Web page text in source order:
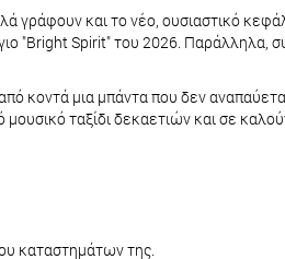
γράφουν και το νέο, ουσιαστικό
"Bright Spirit" του 2026. Παράλληλα,
κοντά μια μπάντα που δεν
ταξίδι δεκαετιών και σε
καταστημάτων της.